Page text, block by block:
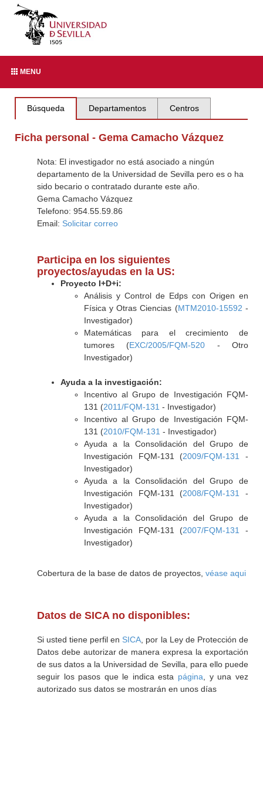
MENU
Búsqueda Departamentos Centros
Ficha personal - Gema Camacho Vázquez
Nota: El investigador no está asociado a ningún
departamento de la Universidad de Sevilla pero es o ha
sido becario o contratado durante este año.
Gema Camacho Vázquez
Telefono: 954.55.59.86
Email: Solicitar correo
Participa en los siguientes
proyectos/ayudas en la US:
Proyecto I+D+i:
Análisis y Control de Edps con Origen en
Física y Otras Ciencias (MTM2010-15592 -
Investigador)
Matemáticas para el crecimiento de
tumores (EXC/2005/FQM-520 - Otro
Investigador)
Ayuda a la investigación:
Incentivo al Grupo de Investigación FQM-
131 (2011/FQM-131 - Investigador)
Incentivo al Grupo de Investigación FQM-
131 (2010/FQM-131 - Investigador)
Ayuda a la Consolidación del Grupo de
Investigación FQM-131 (2009/FQM-131
-
Investigador)
Ayuda a la Consolidación del Grupo de
Investigación FQM-131 (2008/FQM-131
-
Investigador)
Ayuda a la Consolidación del Grupo de
Investigación FQM-131 (2007/FQM-131
-
Investigador)
Cobertura de la base de datos de proyectos, véase aqui
Datos de SICA no disponibles:
Si usted tiene perfil en SICA , por la Ley de Protección de
Datos debe autorizar de manera expresa la exportación
de sus datos a la Universidad de Sevilla, para ello puede
seguir los pasos que le indica esta página , y una vez
autorizado sus datos se mostrarán en unos días